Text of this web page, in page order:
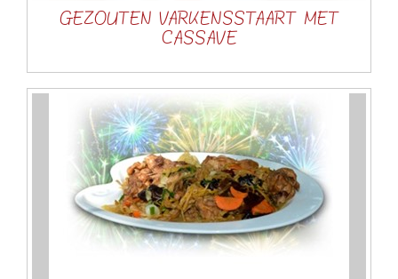
GEZOUTEN VARKENSSTAART MET
CASSAVE